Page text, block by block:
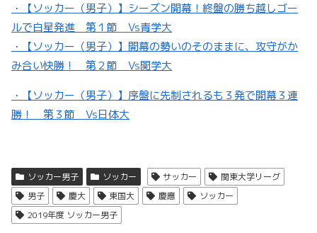
・【ソッカー（男子）】シーズン開幕！終盤の勝ち越しゴー
ルで白星発進 第１節 Vs青学大
・【ソッカー（男子）】開幕の勢いのそのままに、攻守がか
み合い快勝！ 第２節 Vs関学大
・【ソッカー（男子）】序盤に先制されるも３発で開幕３連
勝！ 第３節 Vs日体大
ソッカー男子 ソッカー サッカー
関東大学リーグ
男子
慶大 東国大 慶應
ソッカー
2019年度 ソッカー男子